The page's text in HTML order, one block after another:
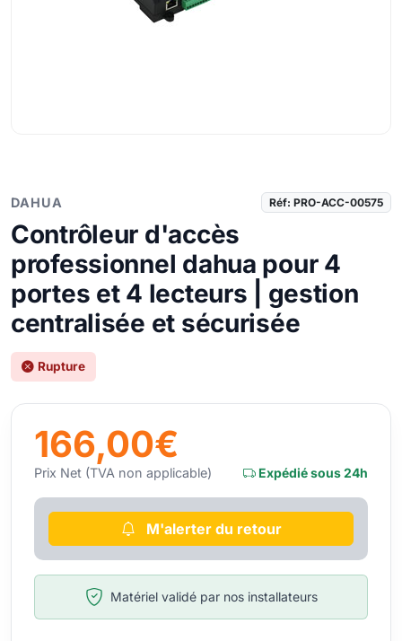
DAHUA Réf: PRO-ACC-00575
Contrôleur d'accès
professionnel dahua pour 4
portes et 4 lecteurs | gestion
centralisée et sécurisée
Rupture
166,00€
Prix Net (TVA non applicable) Expédié sous 24h
M'alerter du retour
Matériel validé par nos installateurs